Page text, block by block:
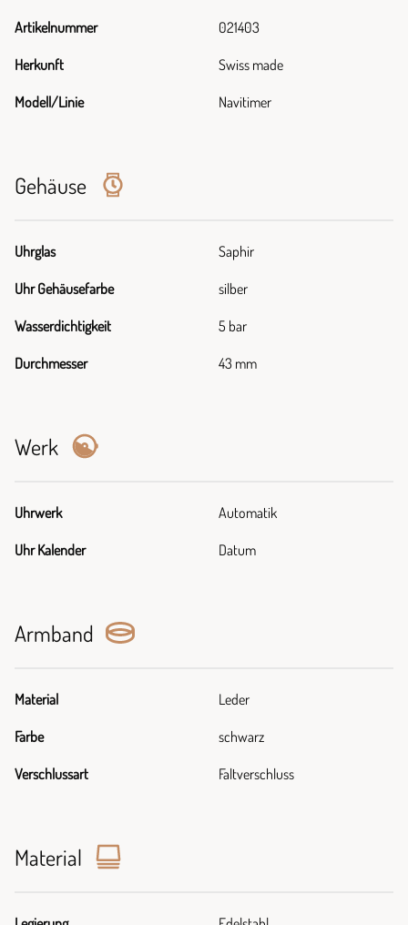
Artikelnummer 021403
Herkunft Swiss made
Modell/Linie Navitimer
Gehäuse
Uhrglas Saphir
Uhr Gehäusefarbe silber
Wasserdichtigkeit 5 bar
Durchmesser 43 mm
Werk
Uhrwerk Automatik
Uhr Kalender Datum
Armband
Material Leder
Farbe schwarz
Verschlussart Faltverschluss
Material